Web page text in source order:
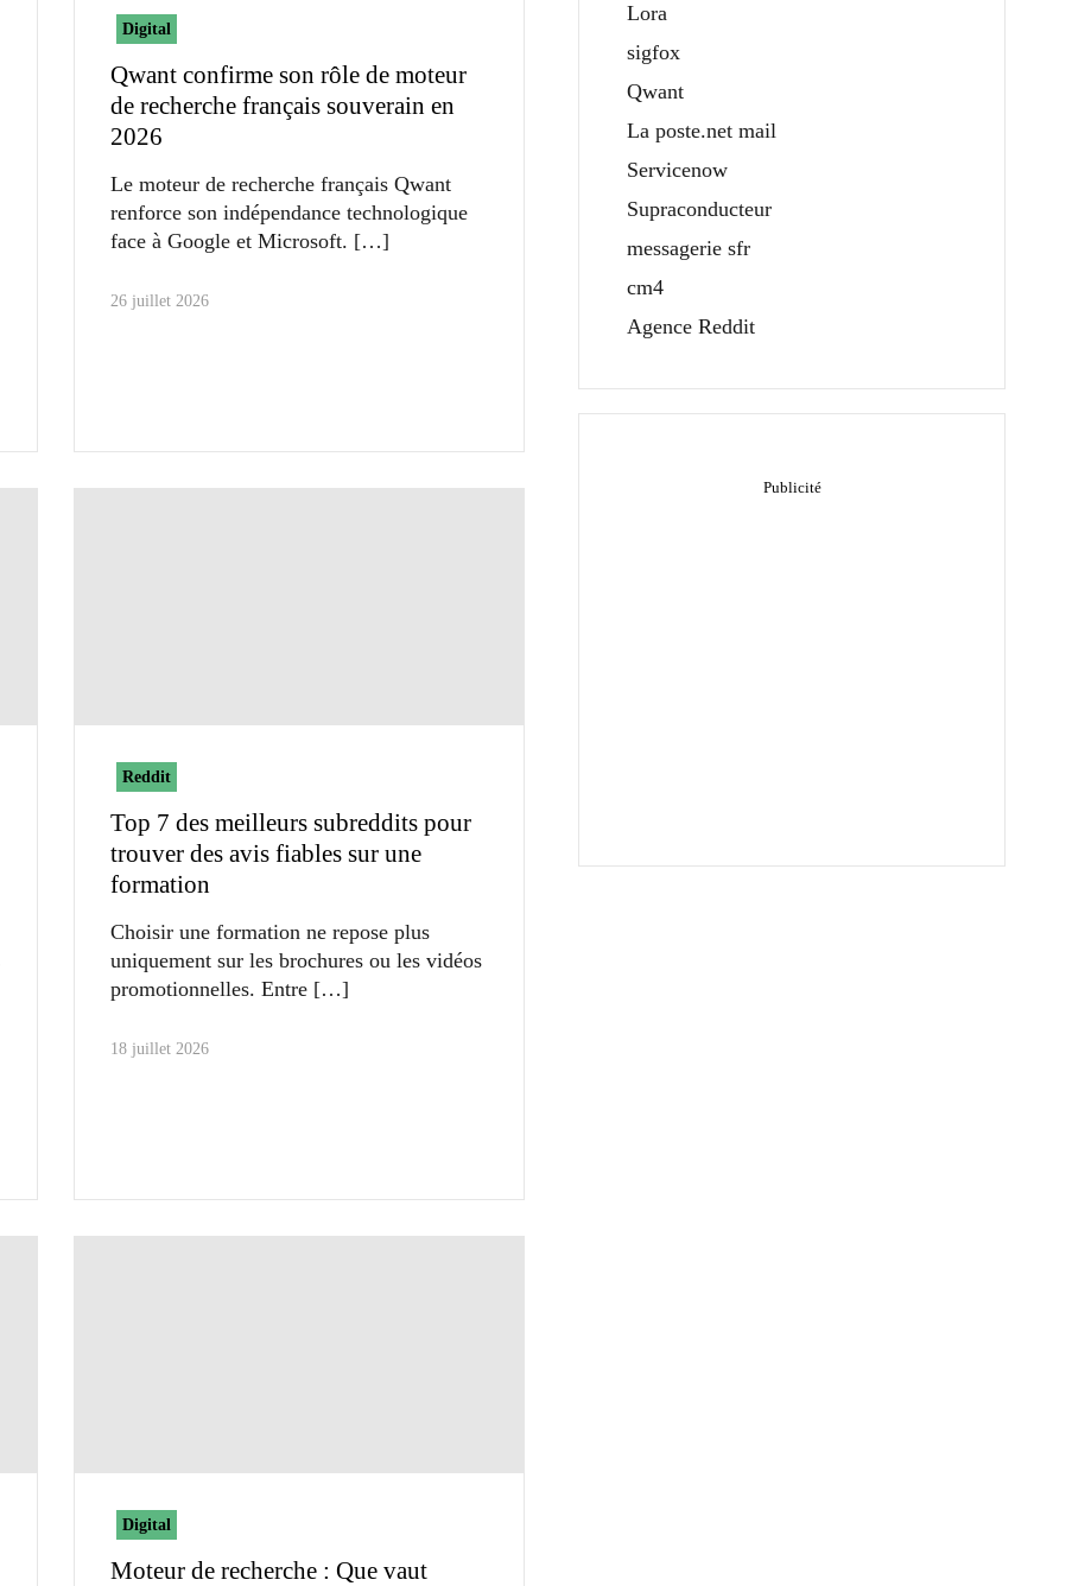
Digital
Qwant confirme son rôle de moteur
de recherche français souverain en
2026
Le moteur de recherche français Qwant
renforce son indépendance technologique
face à Google et Microsoft.
26 juillet 2026
Reddit
Top 7 des meilleurs subreddits pour
trouver des avis fiables sur une
formation
Choisir une formation ne repose plus
uniquement sur les brochures ou les vidéos
promotionnelles. Entre
18 juillet 2026
Digital
Moteur de recherche : Que vaut
Lora
sigfox
Qwant
La poste.net mail
Servicenow
Supraconducteur
messagerie sfr
cm4
Agence Reddit